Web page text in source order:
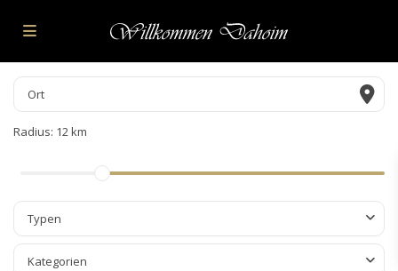
Radius: 12 km
Typen
Kategorien